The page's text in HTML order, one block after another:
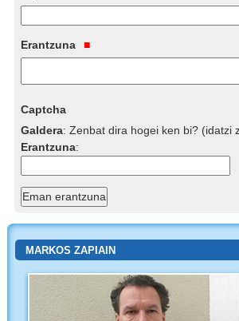
Erantzuna
Captcha
Galdera:Zenbat dira hogei ken bi? (idatzi
Erantzuna:
MARKOS ZAPIAIN